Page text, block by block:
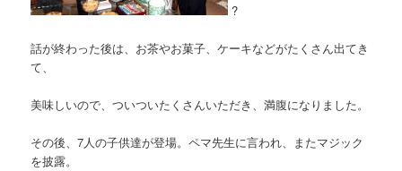
?
話が終わった後は、お茶やお菓子、ケーキなどがたくさん出てき
て、
美味しいので、ついついたくさんいただき、満腹になりました。
その後、7人の子供達が登場。ペマ先生に言われ、またマジック
を披露。